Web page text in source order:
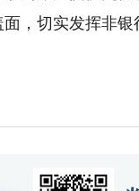
，切实发挥非